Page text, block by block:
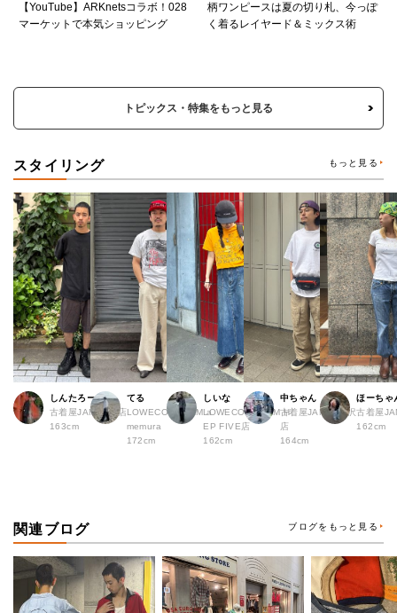
【YouTube】ARKnetsコラボ！028
マーケットで本気ショッピング
柄ワンピースは夏の切り札、今っぽ
く着るレイヤード＆ミックス術
トピックス・特集をもっと見る
スタイリング もっと見る
しんたろー
古着屋JAM 仙台店
163cm
てる
LOWECO by JAM a
memura
172cm
しいな
LOWECO by JAM H
EP FIVE店
162cm
中ちゃん
古着屋JAM 下北沢
店
164cm
ほーちゃ
古着屋
162cm
関連ブログ ブログをもっと見る